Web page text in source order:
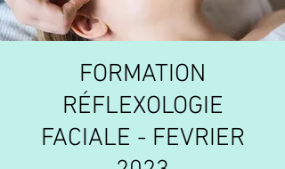
FORMATION
RÉFLEXOLOGIE
FACIALE - FEVRIER